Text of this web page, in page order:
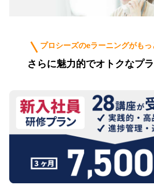
プロシーズのeラーニングがもっ
さらに魅力的でオトクなプ